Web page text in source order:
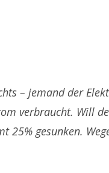
– jemand der
verbraucht. Will
25% gesunken.